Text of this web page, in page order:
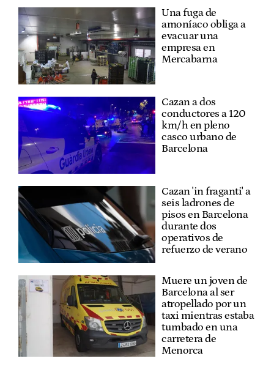
Una fuga de
amoníaco obliga a
evacuar una
empresa en
Mercabarna
Cazan a dos
conductores a 120
km/h en pleno
casco urbano de
Barcelona
Cazan 'in fraganti' a
seis ladrones de
pisos en Barcelona
durante dos
operativos de
refuerzo de verano
Muere un joven de
Barcelona al ser
atropellado por un
taxi mientras estaba
tumbado en una
carretera de
Menorca